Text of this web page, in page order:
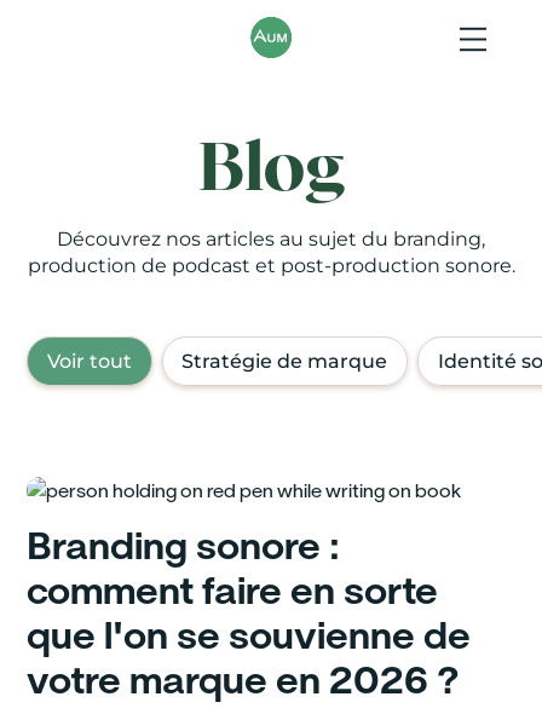
Blog
Découvrez nos articles au sujet du branding,
production de podcast et post-production sonore.
Voir tout Stratégie de marque Identité
Branding sonore :
comment faire en sorte
que l'on se souvienne de
votre marque en 2026 ?